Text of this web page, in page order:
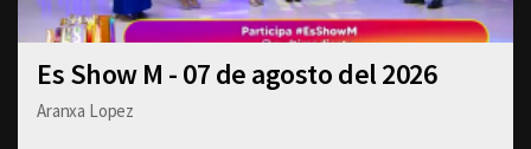
Es Show M - 07 de agosto del 2026
Aranxa Lopez